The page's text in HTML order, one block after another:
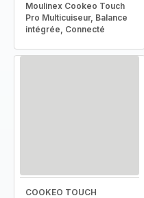
Moulinex Cookeo Touch
Pro Multicuiseur, Balance
intégrée, Connecté
COOKEO TOUCH